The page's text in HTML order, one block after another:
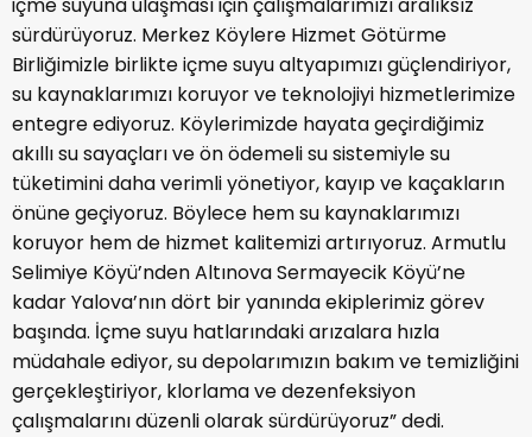
sürdürüyoruz. Merkez Köylere Hizmet Götürme
Birliğimizle birlikte içme suyu altyapımızı güçlendiriyor,
su kaynaklarımızı koruyor ve teknolojiyi hizmetlerimize
entegre ediyoruz. Köylerimizde hayata geçirdiğimiz
akıllı su sayaçları ve ön ödemeli su sistemiyle su
tüketimini daha verimli yönetiyor, kayıp ve kaçakların
önüne geçiyoruz. Böylece hem su kaynaklarımızı
koruyor hem de hizmet kalitemizi artırıyoruz. Armutlu
Selimiye Köyü’nden Altınova Sermayecik Köyü’ne
kadar Yalova’nın dört bir yanında ekiplerimiz görev
başında. İçme suyu hatlarındaki arızalara hızla
müdahale ediyor, su depolarımızın bakım ve temizliğini
gerçekleştiriyor, klorlama ve dezenfeksiyon
çalışmalarını düzenli olarak sürdürüyoruz” dedi.